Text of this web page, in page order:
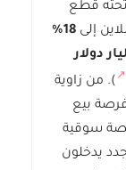
تحته قطع
إلى 18%
). من زاوية
بيع
سوقية
يدخلون